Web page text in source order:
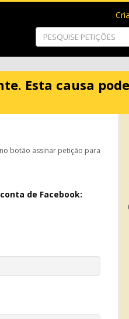
Esta causa
botão assinar petição para
de Facebook: